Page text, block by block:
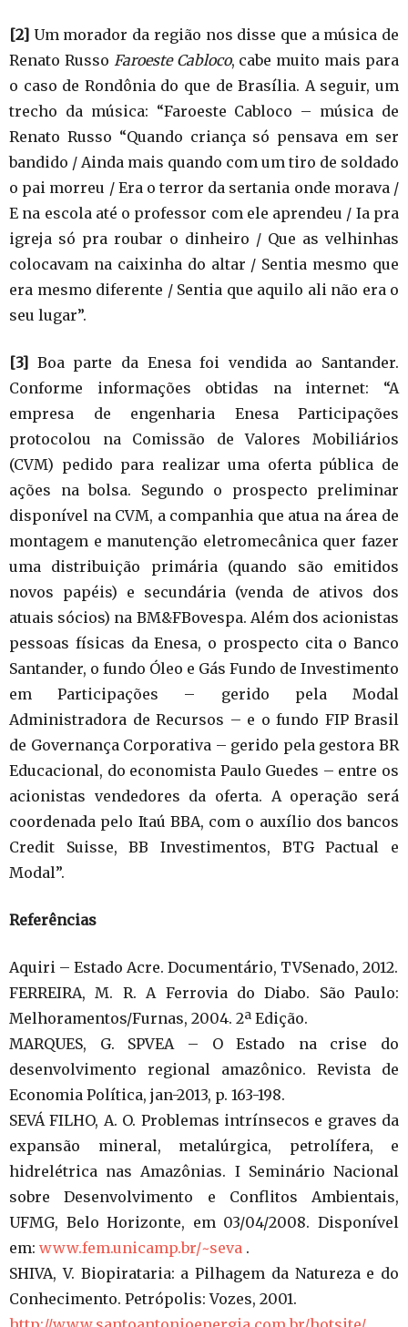
[2] Um morador da região nos disse que a música de
Renato Russo Faroeste Cabloco, cabe muito mais para
o caso de Rondônia do que de Brasília. A seguir, um
trecho da música: “Faroeste Cabloco – música de
Renato Russo “Quando criança só pensava em ser
bandido / Ainda mais quando com um tiro de soldado
o pai morreu / Era o terror da sertania onde morava /
E na escola até o professor com ele aprendeu / Ia pra
igreja só pra roubar o dinheiro / Que as velhinhas
colocavam na caixinha do altar / Sentia mesmo que
era mesmo diferente / Sentia que aquilo ali não era o
seu lugar”.
[3]
Boa parte da Enesa foi vendida ao Santander.
Conforme informações obtidas na internet: “A
empresa de engenharia Enesa Participações
protocolou na Comissão de Valores Mobiliários
(CVM) pedido para realizar uma oferta pública de
ações na bolsa. Segundo o prospecto preliminar
disponível na CVM, a companhia que atua na área de
montagem e manutenção eletromecânica quer fazer
uma distribuição primária (quando são emitidos
novos papéis) e secundária (venda de ativos dos
atuais sócios) na BM&FBovespa. Além dos acionistas
pessoas físicas da Enesa, o prospecto cita o Banco
Santander, o fundo Óleo e Gás Fundo de Investimento
em Participações – gerido pela Modal
Administradora de Recursos – e o fundo FIP Brasil
de Governança Corporativa – gerido pela gestora BR
Educacional, do economista Paulo Guedes – entre os
acionistas vendedores da oferta. A operação será
coordenada pelo Itaú BBA, com o auxílio dos bancos
Credit Suisse, BB Investimentos, BTG Pactual e
Modal”.
Referências
Aquiri – Estado Acre. Documentário, TVSenado, 2012.
FERREIRA, M. R. A Ferrovia do Diabo. São Paulo:
Melhoramentos/Furnas, 2004. 2ª Edição.
MARQUES, G. SPVEA – O Estado na crise do
desenvolvimento regional amazônico. Revista de
Economia Política, jan-2013, p. 163-198.
SEVÁ FILHO, A. O. Problemas intrínsecos e graves da
expansão mineral, metalúrgica, petrolífera, e
hidrelétrica nas Amazônias. I Seminário Nacional
sobre Desenvolvimento e Conflitos Ambientais,
UFMG, Belo Horizonte, em 03/04/2008. Disponível
em: www.fem.unicamp.br/~seva .
SHIVA, V. Biopirataria: a Pilhagem da Natureza e do
Conhecimento. Petrópolis: Vozes, 2001.